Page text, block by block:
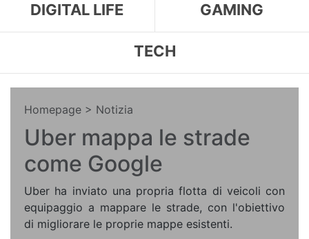
DIGITAL LIFE GAMING
TECH
Homepage > Notizia
Uber mappa le strade
come Google
Uber ha inviato una propria flotta di veicoli con
equipaggio a mappare le strade, con l'obiettivo
di migliorare le proprie mappe esistenti.